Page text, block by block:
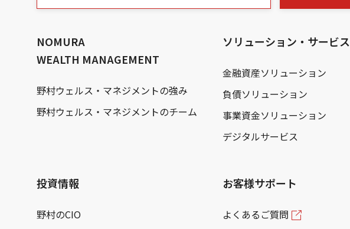
NOMURA
WEALTH MANAGEMENT
野村ウェルス・マネジメントの強み
野村ウェルス・マネジメントのチーム
ソリューション・サービス
金融資産ソリューション
負債ソリューション
事業資金ソリューション
デジタルサービス
投資情報
野村のCIO
お客様サポート
よくあるご質問